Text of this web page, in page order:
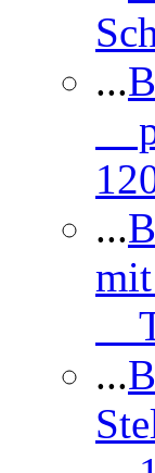
...
...
...